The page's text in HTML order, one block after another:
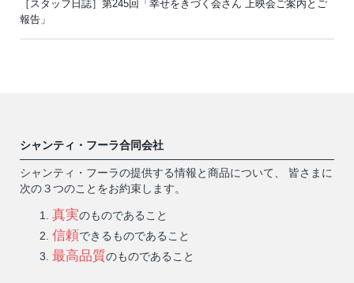
［スタッフ日誌］第245回「幸せをきづく会さん 上映会ご案内とご
報告」
シャンティ・フーラ合同会社
シャンティ・フーラの提供する情報と商品について、 皆さまに
次の３つのことをお約束します。
真実のものであること
信頼できるものであること
最高品質のものであること